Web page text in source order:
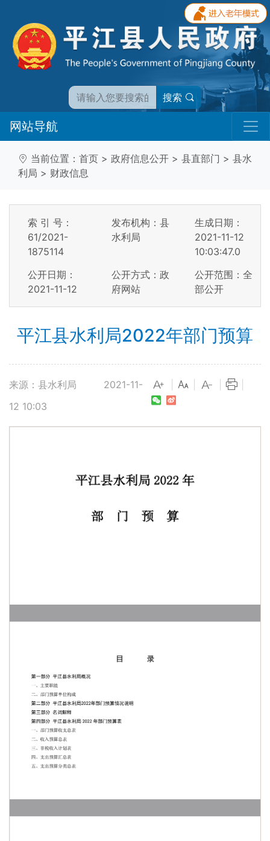
搜索
网站导航
当前位置： 首页 > 政府信息公开 > 县直部门 > 县水
利局 > 财政信息
索 引 号：
61/2021-
1875114
发布机构：县
水利局
生成日期：
2021-11-12
10:03:47.0
公开日期：
2021-11-12
公开方式：政
府网站
公开范围：全
部公开
平江县水利局2022年部门预算
来源：县水利局
2021-11-
12 10:03